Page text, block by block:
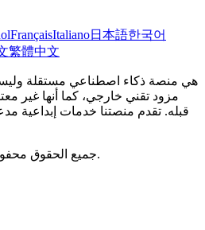
FrançaisItaliano日本語한국어
繁體中文
مزود تقني خارجي، كما أنها غير
قبله. تقدم منصتنا خدمات إبداعية
© 2026 Nano Banana 2. جميع الحقوق محفوظة.